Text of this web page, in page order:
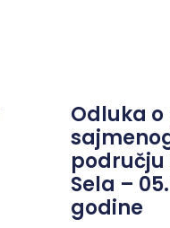
Odluka
području
Sela –
godine